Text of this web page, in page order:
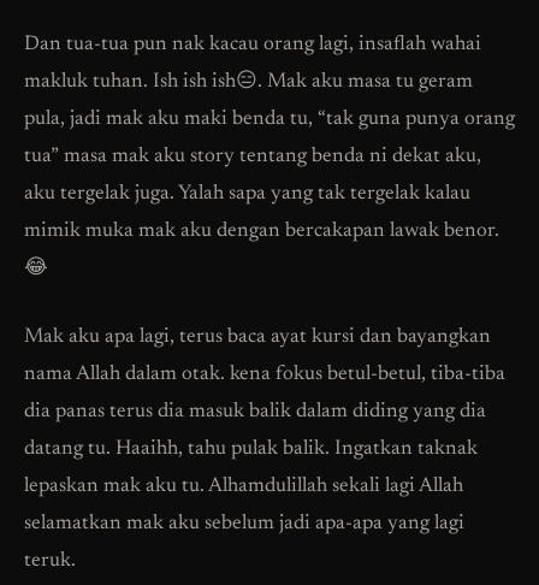
Dan tua-tua pun nak kacau orang lagi, insaflah wahai
makluk tuhan. Ish ish ish😑. Mak aku masa tu geram
pula, jadi mak aku maki benda tu, “tak guna punya orang
tua” masa mak aku story tentang benda ni dekat aku,
aku tergelak juga. Yalah sapa yang tak tergelak kalau
mimik muka mak aku dengan bercakapan lawak benor.
😂
Mak aku apa lagi, terus baca ayat kursi dan bayangkan
nama Allah dalam otak. kena fokus betul-betul, tiba-tiba
dia panas terus dia masuk balik dalam diding yang dia
datang tu. Haaihh, tahu pulak balik. Ingatkan taknak
lepaskan mak aku tu. Alhamdulillah sekali lagi Allah
selamatkan mak aku sebelum jadi apa-apa yang lagi
teruk.